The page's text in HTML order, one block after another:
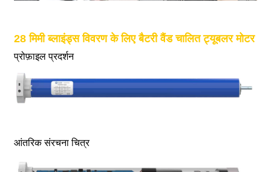
28 मिमी ब्लाइंड्स विवरण के लिए बैटरी वैंड चालित ट्यूबलर मोटर
प्रोफ़ाइल प्रदर्शन
आंतरिक संरचना चित्र